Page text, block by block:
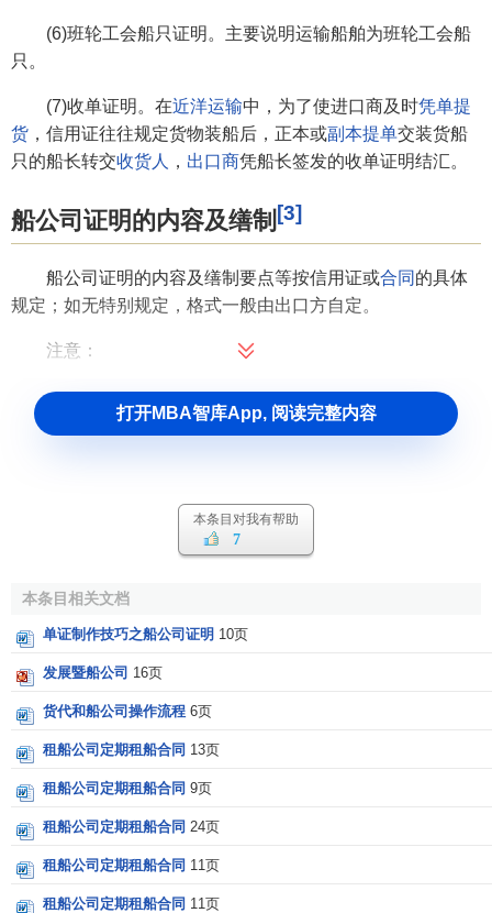
(6)班轮工会船只证明。主要说明运输船舶为班轮工会船
只。
(7)收单证明。在近洋运输中，为了使进口商及时凭单提
货 ，信用证往往规定货物装船后，正本或副本提单交装货船
只的船长转交收货人 ， 出口商凭船长签发的收单证明结汇。
船公司证明的内容及缮制 [3]
船公司证明的内容及缮制要点等按信用证或合同 的具体
规定；如无特别规定，格式一般由出口方自定。
注意：
(1)证明内容必须与信用证或合同规定的一致。
(2)须有与提单一致的承运人或其代理的签署。
(4)须注明制作日期，而且该日期必须在信用证或合同规
参考文献
↑杨金玲编著.国际商务单证实务.首都经济贸易大学出
↑张东祥主编.国际结算.武汉大学出版社,2011.03.
↑瞿启平，孙继红主编.国际贸易单证实务.上海财经大
学出版社,2008.1.
打开MBA智库App, 阅读完整内容
本条目对我有帮助
7
本条目相关文档
单证制作技巧之船公司证明 10页
发展暨船公司 16页
货代和船公司操作流程 6页
租船公司定期租船合同 13页
租船公司定期租船合同 9页
租船公司定期租船合同 24页
租船公司定期租船合同 11页
租船公司定期租船合同 11页